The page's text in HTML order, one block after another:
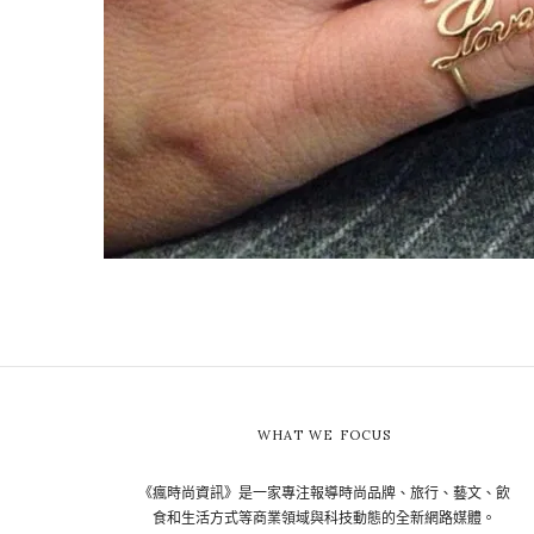
WHAT WE FOCUS
《瘋時尚資訊》是一家專注報導時尚品牌、旅行、藝文、飲
食和生活方式等商業領域與科技動態的全新網路媒體。